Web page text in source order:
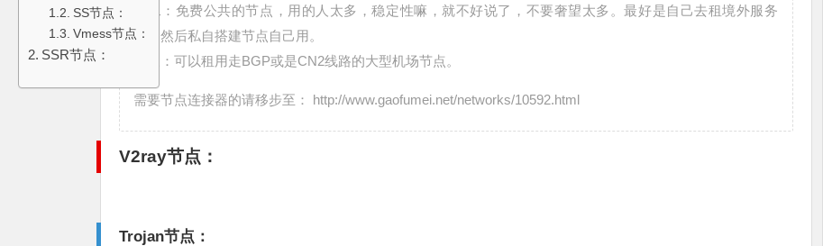
第二：免费公共的节点，用的人太多，稳定性嘛，就不好说了，不要奢望太多。最好是自己去租境外服务
器，然后私自搭建节点自己用。
第三：可以租用走BGP或是CN2线路的大型机场节点。
需要节点连接器的请移步至： http://www.gaofumei.net/networks/10592.html
SS节点：
Vmess节点：
SSR节点：
V2ray节点：
Trojan节点：